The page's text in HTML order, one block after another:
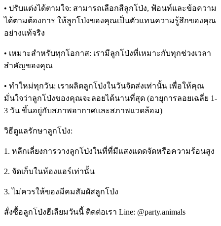
• ปรับแต่งได้ตามใจ: สามารถเลือกสีลูกโป่ง, ฟ้อนท์และข้อความ
ได้ตามต้องการ ให้ลูกโป่งของคุณเป็นตัวแทนความรู้สึกของคุณ
อย่างแท้จริง
• เหมาะสำหรับทุกโอกาส: เรามีลูกโป่งที่เหมาะกับทุกช่วงเวลา
สำคัญของคุณ
• ทำใหม่ทุกวัน: เราผลิตลูกโป่งในวันจัดส่งเท่านั้น เพื่อให้คุณ
มั่นใจว่าลูกโป่งของคุณจะลอยได้นานที่สุด (อายุการลอยเฉลี่ย 1-
3 วัน ขึ้นอยู่กับสภาพอากาศและสภาพแวดล้อม)
วิธีดูแลรักษาลูกโป่ง:
1. หลีกเลี่ยงการวางลูกโป่งในที่ที่มีแสงแดดจัดหรือความร้อนสูง
2. จัดเก็บในห้องแอร์เท่านั้น
3. ไม่ควรให้ของมีคมสัมผัสลูกโป่ง
สั่งซื้อลูกโป่งฮีเลียมวันนี้ ติดต่อเรา Line: @party.animals